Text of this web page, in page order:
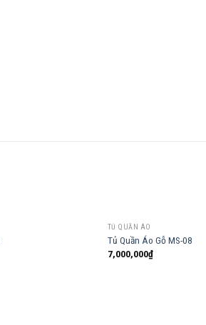
TỦ QUẦN ÁO
Tủ Quần Áo Gỗ MS-08
7,000,000₫